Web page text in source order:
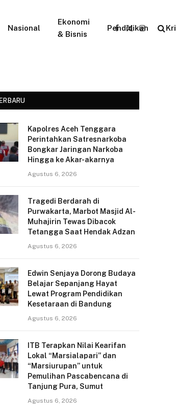
Nasional
Ekonomi
& Bisnis
Pendidikan
Facebook
X
Instagram
Kapolres Aceh Tenggara
Perintahkan Satresnarkoba
Bongkar Jaringan Narkoba
Hingga ke Akar-akarnya
Agustus 6, 2026
Tragedi Berdarah di
Purwakarta, Marbot Masjid Al-
Muhajirin Tewas Dibacok
Tetangga Saat Hendak Adzan
Agustus 6, 2026
Edwin Senjaya Dorong Budaya
Belajar Sepanjang Hayat
Lewat Program Pendidikan
Kesetaraan di Bandung
Agustus 6, 2026
ITB Terapkan Nilai Kearifan
Lokal “Marsialapari” dan
“Marsiurupan” untuk
Pemulihan Pascabencana di
Tanjung Pura, Sumut
Agustus 6, 2026